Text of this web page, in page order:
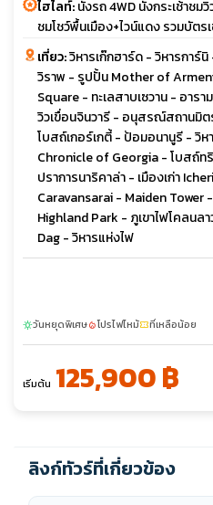
ไฮไลท์:นั่งรถ 4WD นั่งกระเช้าชม
ชมโชว์พื้นเมือง+ไวน์แดง รวมบัตร
เที่ยว:วิหารเก๊กฮาร์ด - วิหารกา
วิราพ - รูปปั้น Mother of
Square - ทะเลสาบเซวาน - อาร
วิวเขื่อนจินวารี - อนุสรณ์สถานมิ
โบสถ์เกอร์เกตี้ - ป้อมอนานูรี - วิห
Chronicle of Georgia - โบสถ์
ปราการนาริคาล่า - เมืองเก่า
Caravansarai - Maiden Tower
Highland Park - ภูเขาไฟโคลน
Dag - วิหารแห่งไฟ
sunnyวันหยุดพิเศษlocal_fire_departmentโปรไฟไหม้confirmation_numberที่เหลือน้อย
เริ่มต้น 125,900 ฿
ลิงก์ทัวร์ที่เกี่ยวข้อง